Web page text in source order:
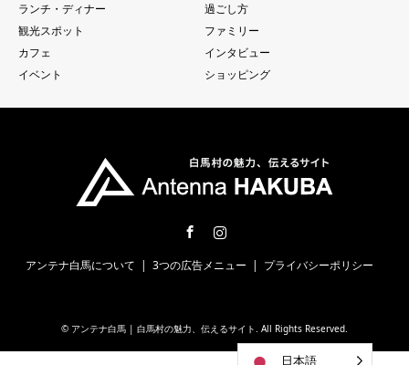
ランチ・ディナー
過ごし方
観光スポット
ファミリー
カフェ
インタビュー
イベント
ショッピング
アンテナ白馬について 3つの広告メニュー プライバシーポリシー
© アンテナ白馬 | 白馬村の魅力、伝えるサイト. All Rights Reserved.
日本語